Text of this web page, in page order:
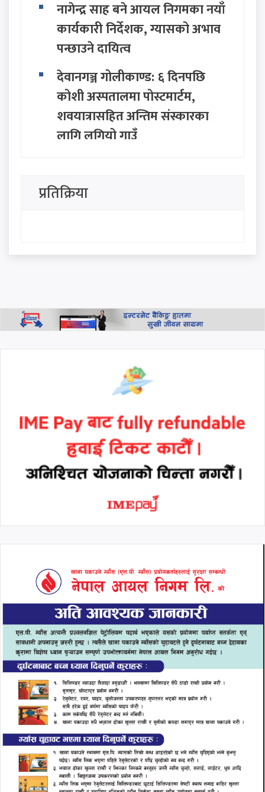
नागेन्द्र साह बने आयल निगमका नयाँ
कार्यकारी निर्देशक, ग्यासको अभाव
पन्छाउने दायित्व
देवानगञ्ज गोलीकाण्ड: ६ दिनपछि
कोशी अस्पतालमा पोस्टमार्टम,
शवयात्रासहित अन्तिम संस्कारका
लागि लगियो गाउँ
गर्ने ४७ जना विदेशी महिला
नेपालबाट डिपोर्ट (देश निकाला)
रणनीतिक कार्ड : 'निष्क्रिय बस्दैनौँ,
सेमिफाइनलमा, स्विट्जरल्यान्डमाथि
प्रतिक्रिया